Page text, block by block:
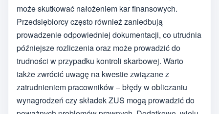
może skutkować nałożeniem kar finansowych.
Przedsiębiorcy często również zaniedbują
prowadzenie odpowiedniej dokumentacji, co utrudnia
późniejsze rozliczenia oraz może prowadzić do
trudności w przypadku kontroli skarbowej. Warto
także zwrócić uwagę na kwestie związane z
zatrudnieniem pracowników – błędy w obliczaniu
wynagrodzeń czy składek ZUS mogą prowadzić do